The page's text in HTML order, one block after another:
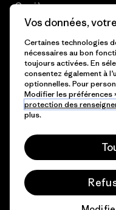
Carrières
Plan du site
© 2026 Patagonia, Inc. All
Vos données,
Certaines technologies
nécessaires au bon
toujours activées. En
consentez également à
optionnelles. Pour
Modifier les préférences
protection des
plus.